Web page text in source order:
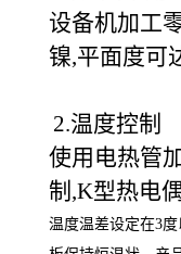
设备机加工
镍,平面度可
2.温度控制
使用电热管
制,K型热电
温度温差设定在3